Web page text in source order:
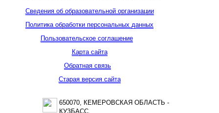
Сведения об образовательной организации
Политика обработки персональных данных
Пользовательское соглашение
Карта сайта
Обратная связь
Старая версия сайта
650070, КЕМЕРОВСКАЯ ОБЛАСТЬ -
КУЗБАСС,